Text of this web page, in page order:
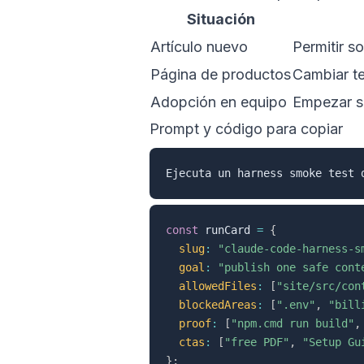
Situación
Artículo nuevo
Permitir
Página de productosCambiar
Adopción en equipo Empezar
Prompt y código para copiar
const runCard = {
slug:
"claude-code-harness-
goal :
"publish one safe
allowedFiles : [ "site/src/
blockedAreas : [ ".env" ,
proof: [ "npm.cmd run build" ,
ctas : [ "free PDF" ,
"Setup
} ;